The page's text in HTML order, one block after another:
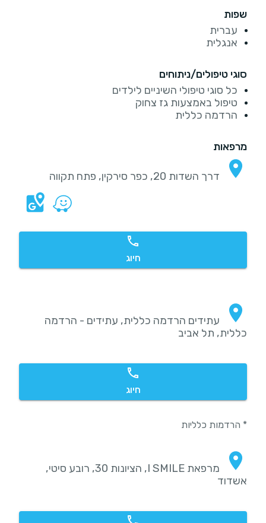
שפות
עברית
אנגלית
סוגי טיפולים/ניתוחים
כל סוגי טיפולי השיניים לילדים
טיפול באמצעות גז צחוק
הרדמה כללית
מרפאות
דרך השדות 20, כפר סירקין, פתח תקווה
חיוג
עתידים הרדמה כללית, עתידים - הרדמה
כללית, תל אביב
חיוג
* הרדמות כלליות
מרפאת I SMILE, הציונות 30, רובע סיטי,
אשדוד